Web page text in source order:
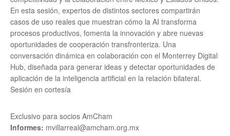
En esta sesión, expertos de distintos sectores compartirán
casos de uso reales que muestran cómo la AI transforma
procesos productivos, fomenta la innovación y abre nuevas
oportunidades de cooperación transfronteriza. Una
conversación dinámica en colaboración con el Monterrey Digital
Hub, diseñada para generar ideas y detectar oportunidades de
aplicación de la inteligencia artificial en la relación bilateral.
Sesión en cortesía
Exclusivo para socios AmCham
Informes: mvillarreal@amcham.org.mx